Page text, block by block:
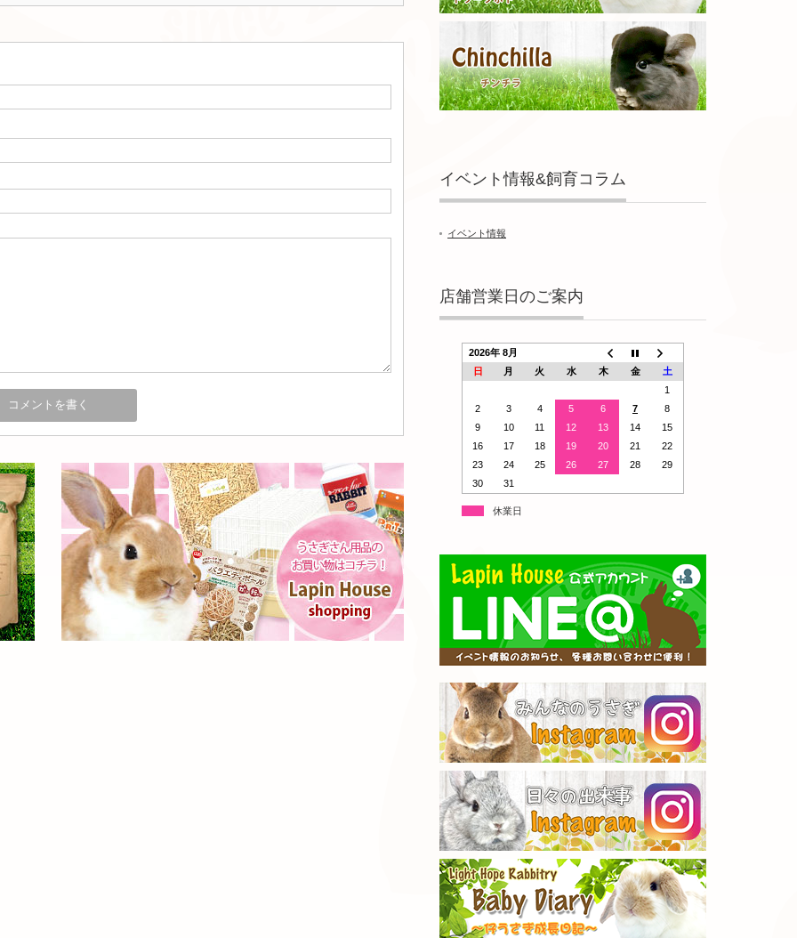
イベント情報&飼育コラム
イベント情報
店舗営業日のご案内
2026年 8月
日
月 火 水 木 金
土
1
2
3 4 5 6 7
8
9
10 11 12 13 14
15
16
17 18 19 20 21
22
23
24 25 26 27 28
29
30
31
休業日